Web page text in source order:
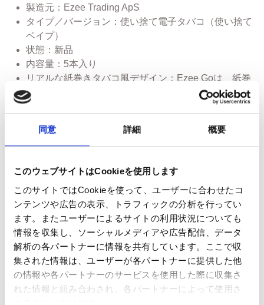
同意 詳細 概要
このウェブサイトはCookieを使用します
このサイトではCookieを使って、ユーザーに合わせたコ
ンテンツや広告の表示、トラフィックの分析を行ってい
ます。またユーザーによるサイトの利用状況についても
情報を収集し、ソーシャルメディアや広告配信、データ
解析の各パートナーに情報を共有しています。ここで収
集された情報は、ユーザーが各パートナーに提供した他
の情報や各パートナーのサービスを使用した際に収集さ
れた情報と組み合わされ、各パートナーによって使用さ
製造元：Ezee Trading ApS
タイプ／バージョン：使い捨て電子タバコ（使い捨て
ベイプ）
状態：新品
内容量：5本入り
リアルな紙巻きタバコ風デザイン：Ezee Goは、紙巻
きタバコの見た目・感触・タバコ風味を再現してお
り、喫煙者にとって親しみやすい体験を提供します。
おり、最大約400回の吸引が可能（※使用状況により
異なります）
ン（VG）、ニコチン 、香
使用時のLED：吸引時に先端が赤く点灯
サイズ：長さ115mm、直径10mm
重量：10g
バッテリー仕様：内蔵型・非充電式バッテリー モデ
ル：08570 Li-io セル 容量：280mAh 電圧：3.7V ワッ
ト時：1.04Wh
※1本の使い捨て電子タバコにつき、平均的な使用状況で